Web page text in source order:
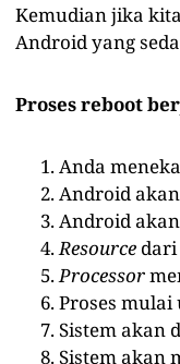
Kemudian jika
Android yang
Proses reboot
Anda
Android
Android
Resource dari
Processor
Proses
Sistem akan
Sistem akan